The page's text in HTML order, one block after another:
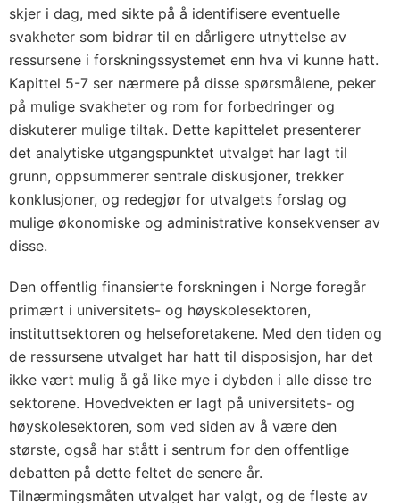
skjer i dag, med sikte på å identifisere eventuelle
svakheter som bidrar til en dårligere utnyttelse av
ressursene i forskningssystemet enn hva vi kunne hatt.
Kapittel 5-7 ser nærmere på disse spørsmålene, peker
på mulige svakheter og rom for forbedringer og
diskuterer mulige tiltak. Dette kapittelet presenterer
det analytiske utgangspunktet utvalget har lagt til
grunn, oppsummerer sentrale diskusjoner, trekker
konklusjoner, og redegjør for utvalgets forslag og
mulige økonomiske og administrative konsekvenser av
disse.
Den offentlig finansierte forskningen i Norge foregår
primært i universitets- og høyskolesektoren,
instituttsektoren og helseforetakene. Med den tiden og
de ressursene utvalget har hatt til disposisjon, har det
ikke vært mulig å gå like mye i dybden i alle disse tre
sektorene. Hovedvekten er lagt på universitets- og
høyskolesektoren, som ved siden av å være den
største, også har stått i sentrum for den offentlige
debatten på dette feltet de senere år.
Tilnærmingsmåten utvalget har valgt, og de fleste av